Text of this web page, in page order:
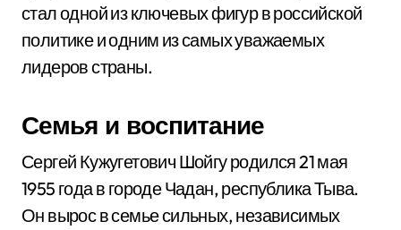
стал одной из ключевых фигур в российской
политике и одним из самых уважаемых
лидеров страны.
Семья и воспитание
Сергей Кужугетович Шойгу родился 21 мая
1955 года в городе Чадан, республика Тыва.
Он вырос в семье сильных, независимых